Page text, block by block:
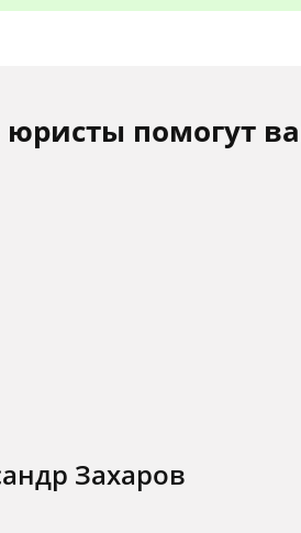
помогут
Захаров